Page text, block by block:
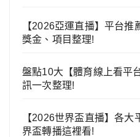
【2026亞運直播】平台推
獎金、項目整理!
盤點10大【體育線上看平
訊一次整理!
【2026世界盃直播】各
界盃轉播這裡看!